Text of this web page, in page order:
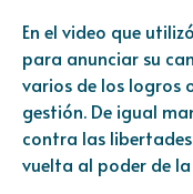
En el video que
para anunciar su
varios de los logros
gestión. De igual
contra las
vuelta al poder de